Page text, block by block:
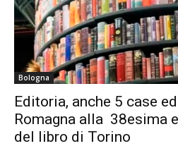
Bologna
Editoria, anche 5 case
Romagna alla 38esima
del libro di Torino